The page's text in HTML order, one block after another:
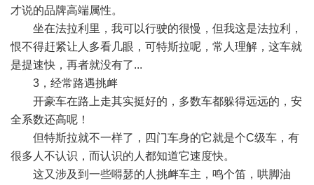
才说的品牌高端属性。
坐在法拉利里，我可以行驶的很慢，但我这是法拉利，
恨不得赶紧让人多看几眼，可特斯拉呢，常人理解，这车就
是提速快，再者就没有了...
3，经常路遇挑衅
开豪车在路上走其实挺好的，多数车都躲得远远的，安
全系数还高呢！
但特斯拉就不一样了，四门车身的它就是个C级车，有
很多人不认识，而认识的人都知道它速度快。
这又涉及到一些嘚瑟的人挑衅车主，鸣个笛，哄脚油